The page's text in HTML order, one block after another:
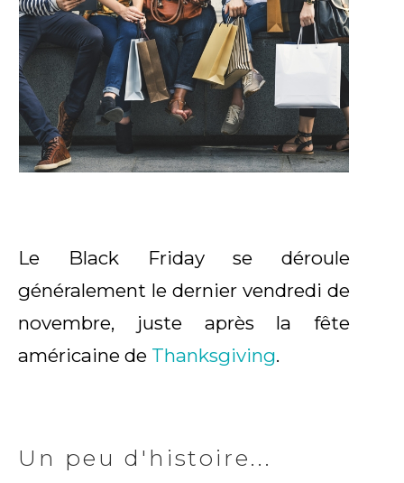
Le Black Friday se déroule
généralement le dernier vendredi de
novembre, juste après la fête
américaine de Thanksgiving.
Un peu d'histoire...